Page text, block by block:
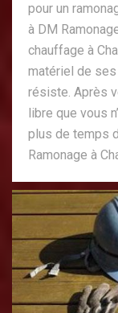
pour un
à DM
chauffage à
matériel de ses
résiste. Après
libre que vous
plus de temps
Ramonage à